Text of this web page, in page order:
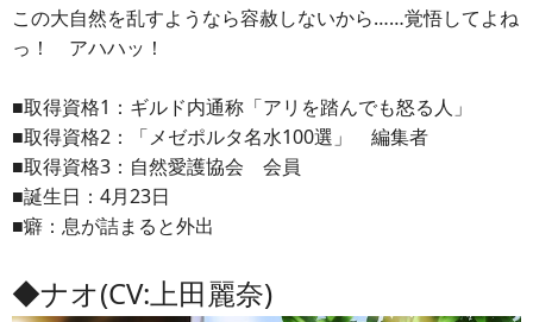
この大自然を乱すようなら容赦しないから……覚悟してよね
っ！ アハハッ！
■取得資格1：ギルド内通称「アリを踏んでも怒る人」
■取得資格2：「メゼポルタ名水100選」 編集者
■取得資格3：自然愛護協会 会員
■誕生日：4月23日
■癖：息が詰まると外出
◆ナオ(CV:上田麗奈)